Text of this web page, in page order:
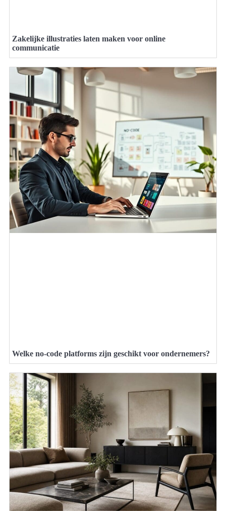
Zakelijke illustraties laten maken voor online
communicatie
Welke no-code platforms zijn geschikt voor ondernemers?